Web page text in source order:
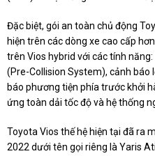
Đặc biệt, gói an toàn chủ động
hiện trên các dòng xe cao cấp
trên Vios hybrid với các tính
(Pre-Collision System), cảnh báo
báo phương tiện phía trước khởi
ứng toàn dải tốc độ và hệ thống
Toyota Vios thế hệ hiện tại đã ra
2022 dưới tên gọi riêng là Yaris